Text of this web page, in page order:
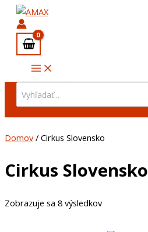
Preskočiť
obsah
for:
Domov/ Cirkus Slovensko
Cirkus Slovensko
Zobrazuje sa 8 výsledkov